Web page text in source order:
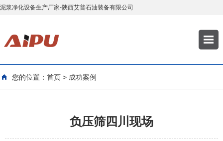
泥浆净化设备生产厂家-陕西艾普石油装备有限公司
您的位置： 首页 > 成功案例
负压筛四川现场